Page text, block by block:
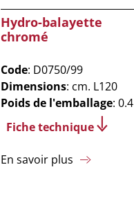
Hydro-balayette
chromé
Code: D0750/99
Dimensions: cm. L120
Poids de l'emballage: 0.4
Fiche technique
En savoir plus